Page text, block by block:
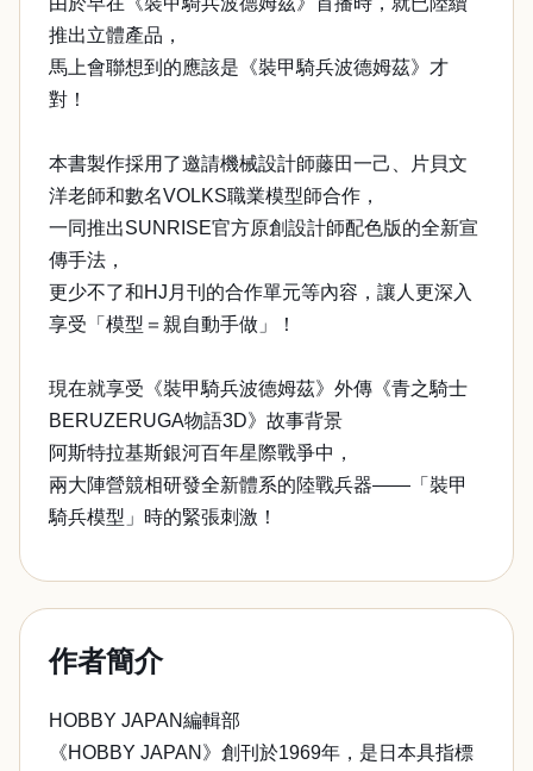
推出立體產品，
馬上會聯想到的應該是《裝甲騎兵波德姆茲》才
對！
本書製作採用了邀請機械設計師藤田一己、片貝文
洋老師和數名VOLKS職業模型師合作，
一同推出SUNRISE官方原創設計師配色版的全新宣
傳手法，
更少不了和HJ月刊的合作單元等內容，讓人更深入
享受「模型＝親自動手做」！
現在就享受《裝甲騎兵波德姆茲》外傳《青之騎士
BERUZERUGA物語3D》故事背景
阿斯特拉基斯銀河百年星際戰爭中，
兩大陣營競相研發全新體系的陸戰兵器——「裝甲
騎兵模型」時的緊張刺激！
作者簡介
HOBBY JAPAN編輯部
《HOBBY JAPAN》創刊於1969年，是日本具指標